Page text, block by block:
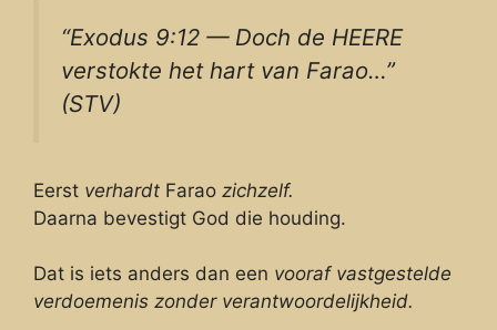
“Exodus 9:12 — Doch de HEERE
verstokte het hart van Farao…”
(STV)
Eerst verhardt Farao zichzelf.
Daarna bevestigt God die houding.
Dat is iets anders dan een vooraf vastgestelde
verdoemenis zonder verantwoordelijkheid.